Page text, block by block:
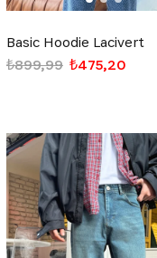
Basic Hoodie Lacivert
₺475,20
₺899,99